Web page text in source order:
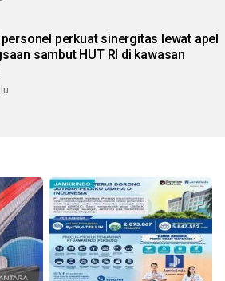
perkuat sinergitas lewat apel
sambut HUT RI di kawasan